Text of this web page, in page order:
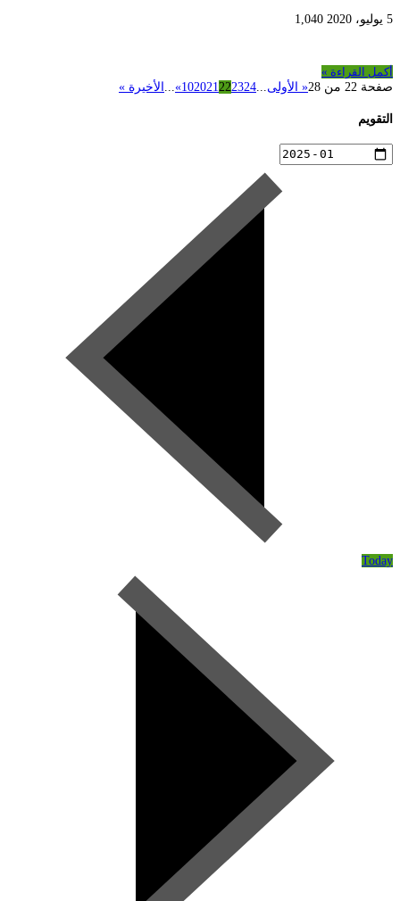
5 يوليو، 2020 1,040
أكمل القراءة »
صفحة 22 من 28
« الأولى...
102021222324
»
... الأخيرة »
التقويم
Today